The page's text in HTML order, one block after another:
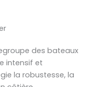
des bateaux
intensif et
la robustesse, la